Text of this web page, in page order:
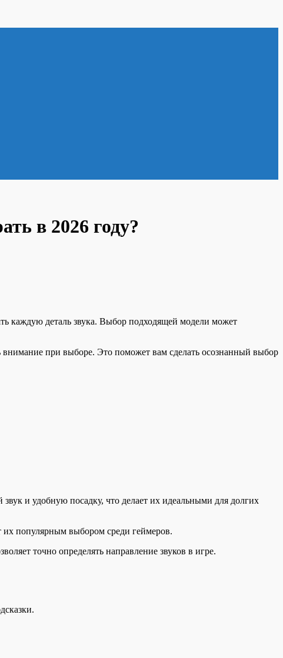
в 2026 году?
каждую деталь звука. Выбор подходящей модели может
при выборе. Это поможет вам сделать осознанный выбор
и удобную посадку, что делает их идеальными для долгих
популярным выбором среди геймеров.
точно определять направление звуков в игре.